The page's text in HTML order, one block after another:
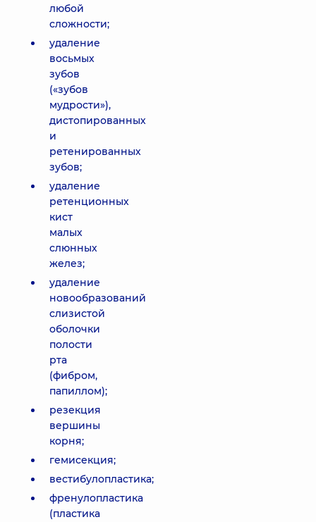
любой
сложности;
удаление
восьмых
зубов
(«зубов
мудрости»),
дистопированных
и
ретенированных
зубов;
удаление
ретенционных
кист
малых
слюнных
желез;
удаление
новообразований
слизистой
оболочки
полости
рта
(фибром,
папиллом);
резекция
вершины
корня;
гемисекция;
вестибулопластика;
френулопластика
(пластика